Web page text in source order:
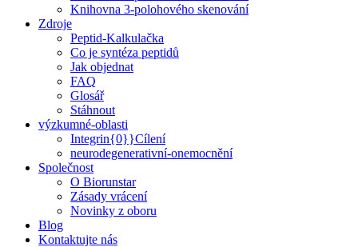
Knihovna 3-polohového skenování
Zdroje
Peptid-Kalkulačka
Co je syntéza peptidů
Jak objednat
FAQ
Glosář
Stáhnout
výzkumné-oblasti
Integrin{0}}Cílení
neurodegenerativní-onemocnění
Společnost
O Biorunstar
Zásady vrácení
Novinky z oboru
Blog
Kontaktujte nás